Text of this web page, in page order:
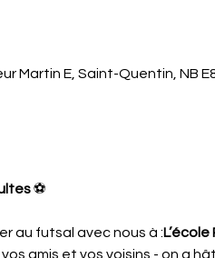
Martin E, Saint-Quentin, NB
⚽
au futsal avec nous à :
amis et vos voisins - on a